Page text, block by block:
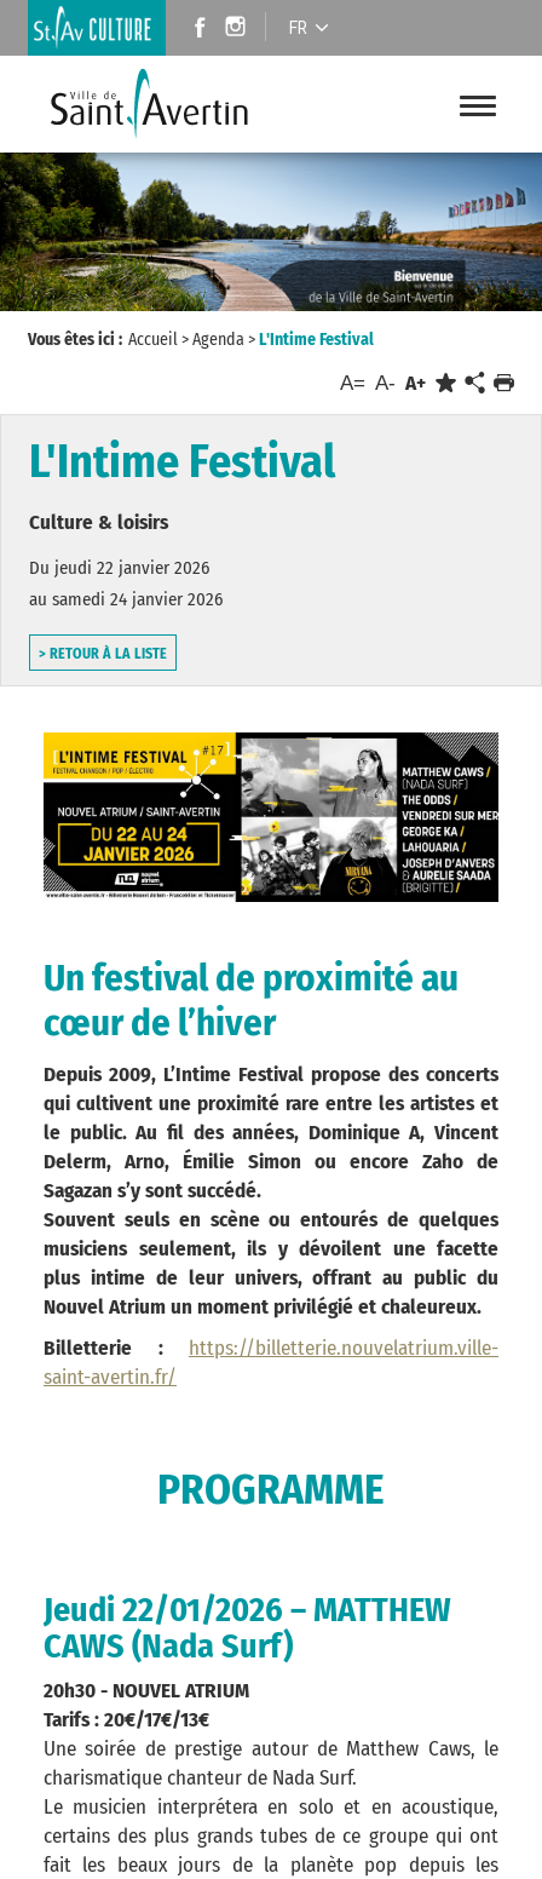
FR
Vous êtes ici : Accueil>Agenda>L'Intime Festival
A= A- A+
L'Intime Festival
Culture & loisirs
Du jeudi 22 janvier 2026
au samedi 24 janvier 2026
> RETOUR À LA LISTE
Un festival de proximité au
cœur de l’hiver
Depuis 2009, L’Intime Festival propose des concerts
qui cultivent une proximité rare entre les artistes et
le public. Au fil des années, Dominique A, Vincent
Delerm, Arno, Émilie Simon ou encore Zaho de
Sagazan s’y sont succédé.
Souvent seuls en scène ou entourés de quelques
musiciens seulement, ils y dévoilent une facette
plus intime de leur univers, offrant au public du
Nouvel Atrium un moment privilégié et chaleureux.
Billetterie :
https://billetterie.nouvelatrium.ville-
saint-avertin.fr/
PROGRAMME
Jeudi 22/01/2026 – MATTHEW
CAWS (Nada Surf)
20h30 - NOUVEL ATRIUM
Tarifs : 20€/17€/13€
Une soirée de prestige autour de Matthew Caws, le
charismatique chanteur de Nada Surf.
Le musicien interprétera en solo et en acoustique,
certains des plus grands tubes de ce groupe qui ont
fait les beaux jours de la planète pop depuis les